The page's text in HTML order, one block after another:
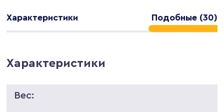
Характеристики Подобные (30)
Характеристики
Вес: